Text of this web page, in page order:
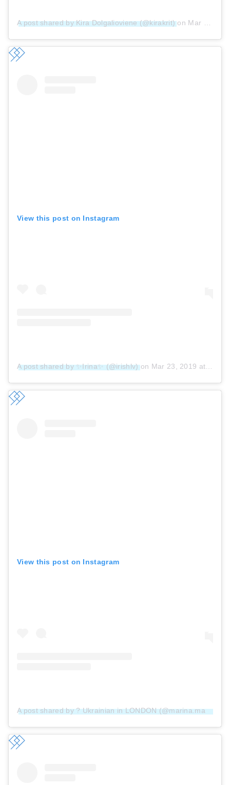
A post shared by Kira Dolgalioviene (@kirakrit)on Mar 26, 2019 at 2:52am PDT
View this post on Instagram
A post shared by ✨Irina✨ (@irishlv)on Mar 23, 2019 at 3:06pm PDT
View this post on Instagram
A post shared by ? Ukrainian in LONDON (@marina.maloney)